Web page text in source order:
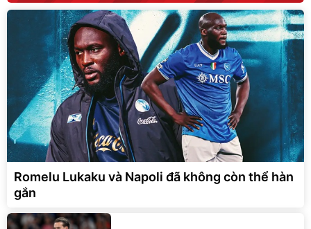
Romelu Lukaku và Napoli đã không còn thể hàn
gắn